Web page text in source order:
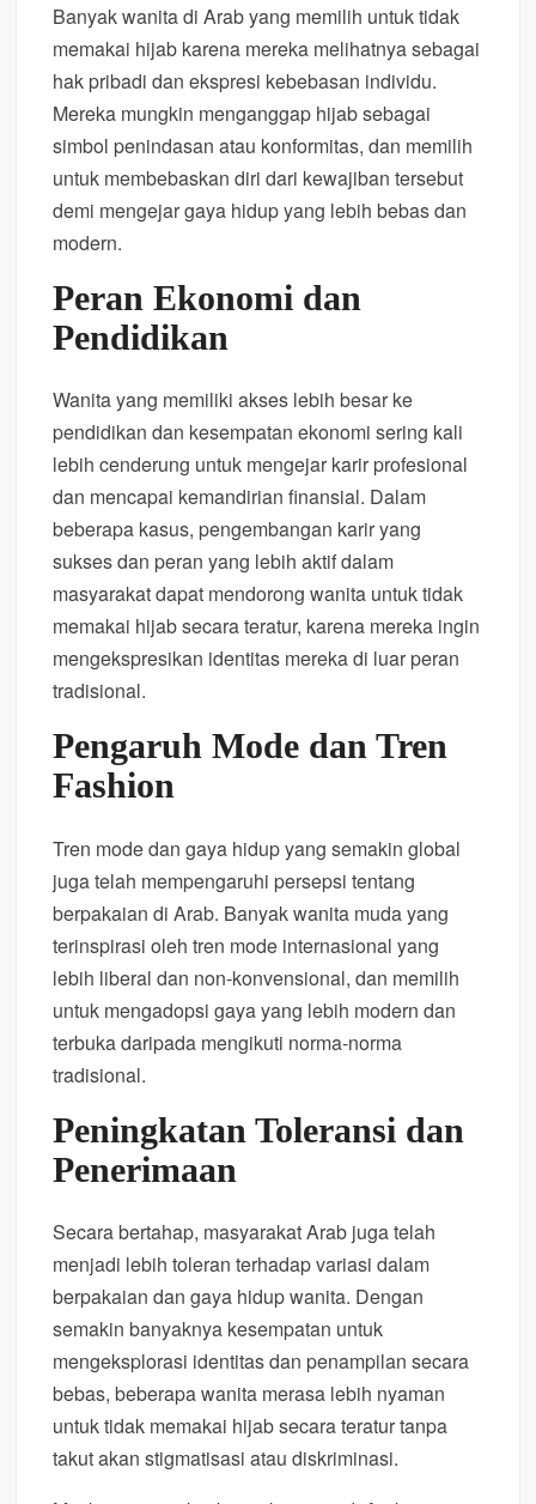
Banyak wanita di Arab yang memilih untuk tidak
memakai hijab karena mereka melihatnya sebagai
hak pribadi dan ekspresi kebebasan individu.
Mereka mungkin menganggap hijab sebagai
simbol penindasan atau konformitas, dan memilih
untuk membebaskan diri dari kewajiban tersebut
demi mengejar gaya hidup yang lebih bebas dan
modern.
Peran Ekonomi dan
Pendidikan
Wanita yang memiliki akses lebih besar ke
pendidikan dan kesempatan ekonomi sering kali
lebih cenderung untuk mengejar karir profesional
dan mencapai kemandirian finansial. Dalam
beberapa kasus, pengembangan karir yang
sukses dan peran yang lebih aktif dalam
masyarakat dapat mendorong wanita untuk tidak
memakai hijab secara teratur, karena mereka ingin
mengekspresikan identitas mereka di luar peran
tradisional.
Pengaruh Mode dan Tren
Fashion
Tren mode dan gaya hidup yang semakin global
juga telah mempengaruhi persepsi tentang
berpakaian di Arab. Banyak wanita muda yang
terinspirasi oleh tren mode internasional yang
lebih liberal dan non-konvensional, dan memilih
untuk mengadopsi gaya yang lebih modern dan
terbuka daripada mengikuti norma-norma
tradisional.
Peningkatan Toleransi dan
Penerimaan
Secara bertahap, masyarakat Arab juga telah
menjadi lebih toleran terhadap variasi dalam
berpakaian dan gaya hidup wanita. Dengan
semakin banyaknya kesempatan untuk
mengeksplorasi identitas dan penampilan secara
bebas, beberapa wanita merasa lebih nyaman
untuk tidak memakai hijab secara teratur tanpa
takut akan stigmatisasi atau diskriminasi.